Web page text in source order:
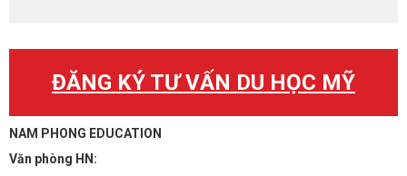
ĐĂNG KÝ TƯ VẤN DU HỌC MỸ
NAM PHONG EDUCATION
Văn phòng HN: